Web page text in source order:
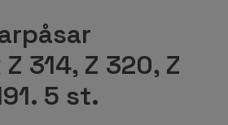
314, Z 320, Z
5 st.